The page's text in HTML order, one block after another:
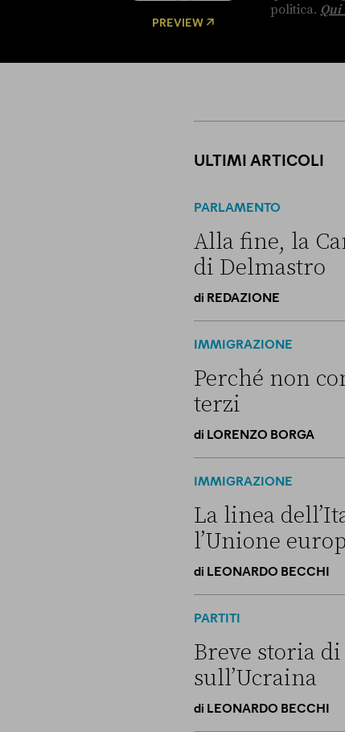
PREVIEW
politica. Qui
ULTIMI ARTICOLI
PARLAMENTO
Alla fine, la
di Delmastro
di REDAZIONE
IMMIGRAZIONE
Perché non
terzi
di LORENZO BORGA
IMMIGRAZIONE
La linea
l’Unione
di LEONARDO BECCHI
PARTITI
Breve storia
sull’Ucraina
di LEONARDO BECCHI